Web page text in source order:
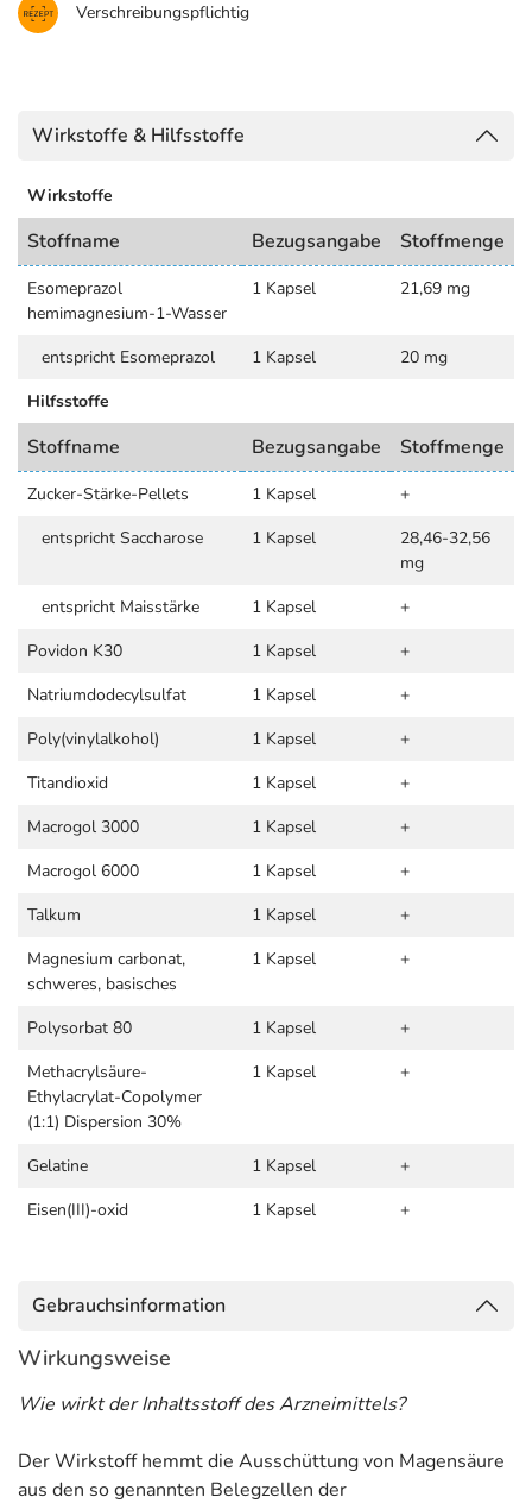
Verschreibungspflichtig
Wirkstoffe & Hilfsstoffe
Wirkstoffe
Stoffname Bezugsangabe Stoffmenge
Esomeprazol
hemimagnesium-1-Wasser
1 Kapsel 21,69 mg
entspricht Esomeprazol 1 Kapsel
20 mg
Hilfsstoffe
Stoffname Bezugsangabe Stoffmenge
Zucker-Stärke-Pellets 1 Kapsel
+
entspricht Saccharose
1 Kapsel
28,46-32,56
mg
entspricht Maisstärke
1 Kapsel
+
Povidon K30
1 Kapsel
+
Natriumdodecylsulfat
1 Kapsel
+
Poly(vinylalkohol)
1 Kapsel
+
Titandioxid
1 Kapsel
+
Macrogol 3000
1 Kapsel
+
Macrogol 6000
1 Kapsel
+
Talkum
1 Kapsel
+
Magnesium carbonat,
schweres, basisches
1 Kapsel +
Polysorbat 80 1 Kapsel
+
Methacrylsäure-
Ethylacrylat-Copolymer
(1:1) Dispersion 30%
1 Kapsel +
Gelatine 1 Kapsel
+
Eisen(III)-oxid
1 Kapsel +
Gebrauchsinformation
Wirkungsweise
Wie wirkt der Inhaltsstoff des Arzneimittels?
Der Wirkstoff hemmt die Ausschüttung von Magensäure
aus den so genannten Belegzellen der